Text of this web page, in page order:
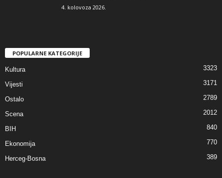
4. kolovoza 2026.
POPULARNE KATEGORIJE
Kultura 3323
Vijesti 3171
Ostalo 2789
Scena 2012
BIH 840
Ekonomija 770
Herceg-Bosna 389